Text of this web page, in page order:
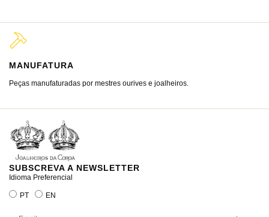
MANUFATURA
Peças manufaturadas por mestres ourives e joalheiros.
SUBSCREVA A NEWSLETTER
Idioma Preferencial
PT EN